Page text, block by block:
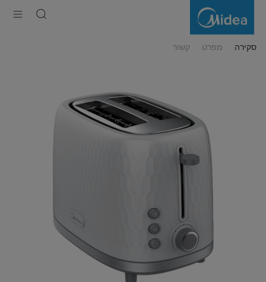
סקירה מפרט קשור